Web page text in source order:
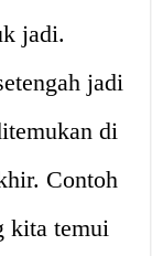
jadi.
jadi
di
Contoh
kita temui